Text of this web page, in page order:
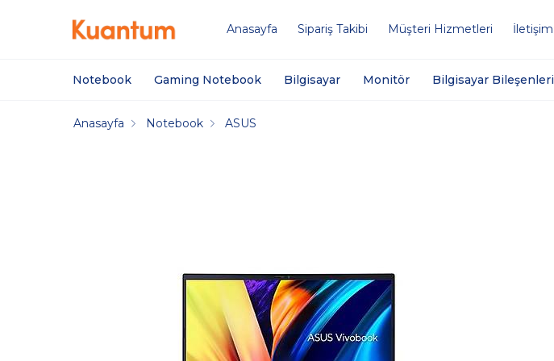
Anasayfa Sipariş Takibi Müşteri Hizmetleri İletişim
Notebook Gaming Notebook Bilgisayar Monitör Bilgisayar Bileşenleri
Anasayfa Notebook ASUS